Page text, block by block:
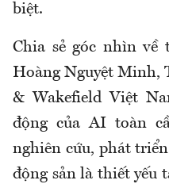
biệt.
Chia sẻ góc nhìn
Hoàng Nguyệt Minh,
& Wakefield Việt
động của AI toàn
nghiên cứu, phát
động sản là thiết yếu